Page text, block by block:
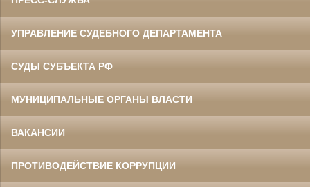
УПРАВЛЕНИЕ СУДЕБНОГО ДЕПАРТАМЕНТА
СУДЫ СУБЪЕКТА РФ
МУНИЦИПАЛЬНЫЕ ОРГАНЫ ВЛАСТИ
ВАКАНСИИ
ПРОТИВОДЕЙСТВИЕ КОРРУПЦИИ